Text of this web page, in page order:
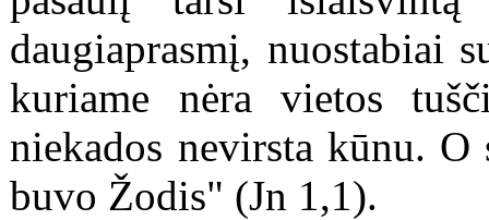
daugiaprasmį, nuostabiai
kuriame nėra vietos
niekados nevirsta kūnu. O
buvo Žodis" (Jn 1,1).